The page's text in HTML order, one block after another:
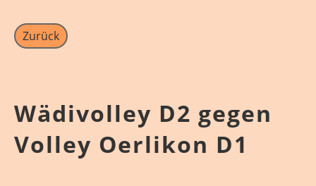
Zurück
Wädivolley D2 gegen
Volley Oerlikon D1